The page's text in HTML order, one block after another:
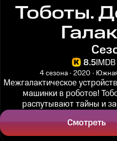
Тоботы.
8.5
4 сезона 2020
Межгалактическое
машинки в роботов!
распутывают тайны и
Смотреть